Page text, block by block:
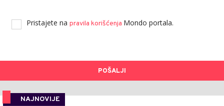
Pristajete na pravila korišćenja Mondo portala.
POŠALJI
NAJNOVIJE